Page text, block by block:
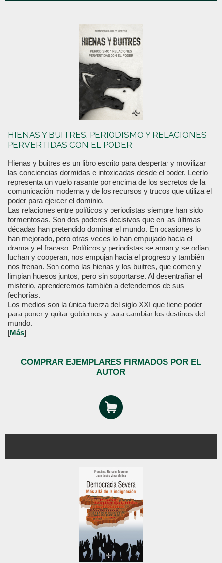
HIENAS Y BUITRES. PERIODISMO Y RELACIONES
PERVERTIDAS CON EL PODER
Hienas y buitres es un libro escrito para despertar y movilizar
las conciencias dormidas e intoxicadas desde el poder. Leerlo
representa un vuelo rasante por encima de los secretos de la
comunicación moderna y de los recursos y trucos que utiliza el
poder para ejercer el dominio.
Las relaciones entre políticos y periodistas siempre han sido
tormentosas. Son dos poderes decisivos que en las últimas
décadas han pretendido dominar el mundo. En ocasiones lo
han mejorado, pero otras veces lo han empujado hacia el
drama y el fracaso. Políticos y periodistas se aman y se odian,
luchan y cooperan, nos empujan hacia el progreso y también
nos frenan. Son como las hienas y los buitres, que comen y
limpian huesos juntos, pero sin soportarse. Al desentrañar el
misterio, aprenderemos también a defendernos de sus
fechorías.
Los medios son la única fuerza del siglo XXI que tiene poder
para poner y quitar gobiernos y para cambiar los destinos del
mundo.
[Más]
COMPRAR EJEMPLARES FIRMADOS POR EL
AUTOR